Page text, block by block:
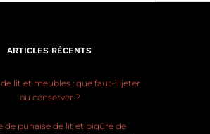
ARTICLES RÉCENTS
lit et meubles : que faut-il jeter
ou conserver ?
de punaise de lit et piqûre de